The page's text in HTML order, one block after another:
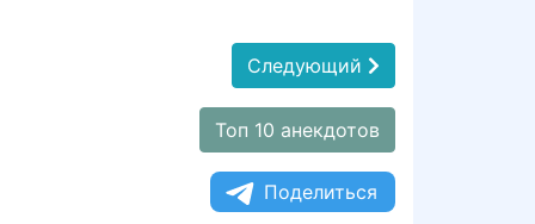
Следующий
Топ 10 анекдотов
Поделиться